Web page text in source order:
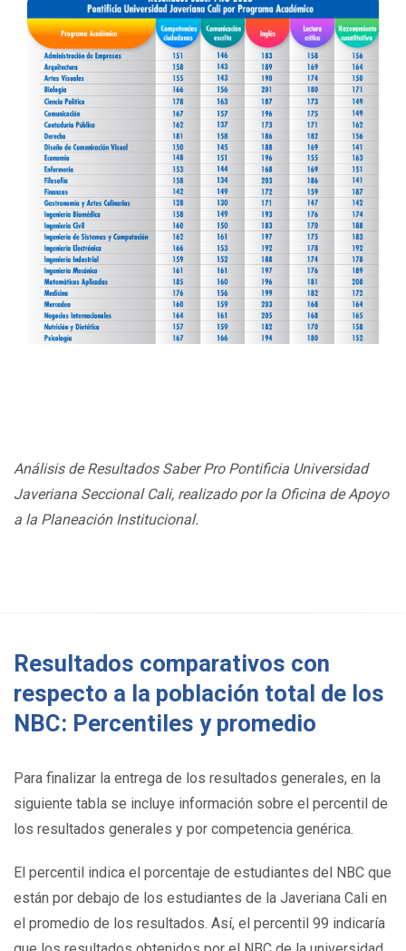
Análisis de Resultados Saber Pro Pontificia Universidad
Javeriana Seccional Cali, realizado por la Oficina de Apoyo
a la Planeación Institucional.
Resultados comparativos con
respecto a la población total de los
NBC: Percentiles y promedio
Para finalizar la entrega de los resultados generales, en la
siguiente tabla se incluye información sobre el percentil de
los resultados generales y por competencia genérica.
El percentil indica el porcentaje de estudiantes del NBC que
están por debajo de los estudiantes de la Javeriana Cali en
el promedio de los resultados. Así, el percentil 99 indicaría